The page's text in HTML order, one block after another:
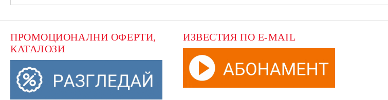
ПРОМОЦИОНАЛНИ ОФЕРТИ,
КАТАЛОЗИ
ИЗВЕСТИЯ ПО E-MAIL